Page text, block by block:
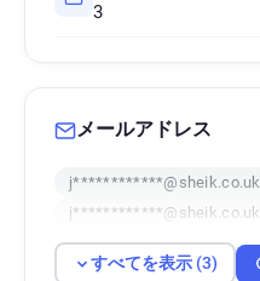
3
メールアドレス
j************@sheik.co.uk
j************@sheik.co.uk
すべてを表示 (3)